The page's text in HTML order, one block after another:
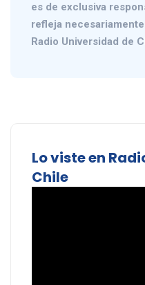
es de exclusiva
refleja
Radio Universidad de
Lo viste en
Chile